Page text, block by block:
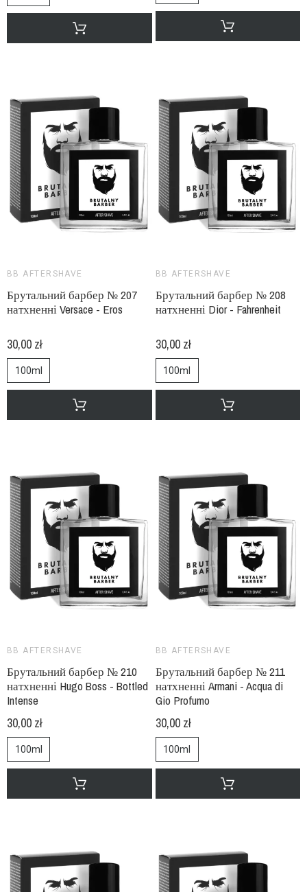
BB AFTERSHAVE
Брутальний барбер № 207
натхненні Versace - Eros
30,00 zł
100ml
BB AFTERSHAVE
Брутальний барбер № 208
натхненні Dior - Fahrenheit
30,00 zł
100ml
BB AFTERSHAVE
Брутальний барбер № 210
натхненні Hugo Boss - Bottled
Intense
30,00 zł
100ml
BB AFTERSHAVE
Брутальний барбер № 211
натхненні Armani - Acqua di
Gio Profumo
30,00 zł
100ml